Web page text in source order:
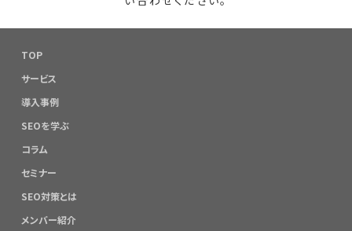
TOP
サービス
導入事例
SEOを学ぶ
コラム
セミナー
SEO対策とは
メンバー紹介